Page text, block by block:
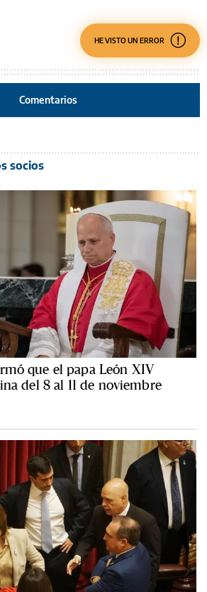
HE VISTO UN ERROR
Comentarios
socios
que el papa León XIV
del 8 al 11 de noviembre